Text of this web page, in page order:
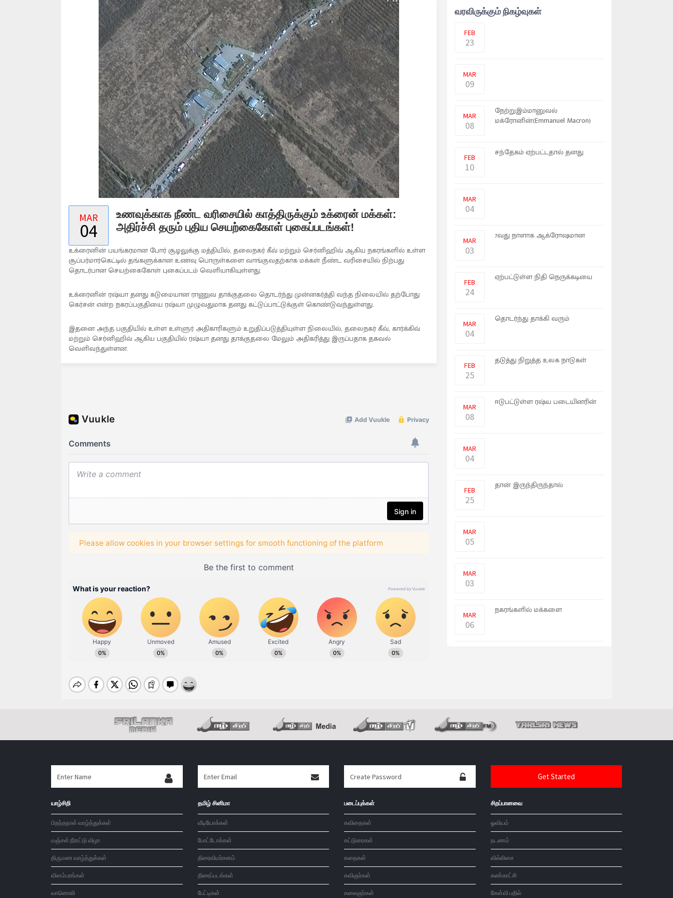
MAR
04
உணவுக்காக நீண்ட வரிசையில் காத்திருக்கும் உக்ரைன் மக்கள்:
அதிர்ச்சி தரும் புதிய செயற்கைகோள் புகைப்படங்கள்!
உக்ரைனின் பயங்கரமான போர் சூழலுக்கு மத்தியில், தலைநகர் கீவ் மற்றும் செர்னிஹிவ் ஆகிய நகரங்களில் உள்ள
சூப்பர்மார்கெட்டில் தங்களுக்கான உணவு பொருள்களை வாங்குவதற்காக மக்கள் நீண்ட வரிசையில் நிற்பது
தொடர்பான செயற்கைகோள் புகைப்படம் வெளியாகியுள்ளது.
உக்ரைனின் ரஷ்யா தனது கடுமையான ராணுவ தாக்குதலை தொடர்ந்து முன்னகர்த்தி வந்த நிலையில் தற்போது
கெர்சன் என்ற நகரப்பகுதியை ரஷ்யா முழுவதுமாக தனது கட்டுப்பாட்டுக்குள் கொண்டுவந்துள்ளது.
இதனை அந்த பகுதியில் உள்ள உள்ளுர் அதிகாரிகளும் உறுதிப்படுத்தியுள்ள நிலையில், தலைநகர் கீவ், கார்க்கிவ்
மற்றும் செர்னிஹிவ் ஆகிய பகுதியில் ரஷ்யா தனது தாக்குதலை மேலும் அதிகரித்து இருப்பதாக தகவல்
வெளிவந்துள்ளன.
வரவிருக்கும் நிகழ்வுகள்
FEB
23
தங்கம் விலையானது இன்றைய
MAR
09
MAR
08
நேற்றுஇம்மானுவல்
மக்ரோனின்(Emmanuel Macron)
FEB
10
சந்தேகம் ஏற்பட்டதால் தனது
MAR
04
MAR
03
7வது நாளாக ஆக்ரோஷமான
FEB
24
ஏற்பட்டுள்ள நிதி நெருக்கடியை
MAR
04
தொடர்ந்து தாக்கி வரும்
FEB
25
தடுத்து நிறுத்த உலக நாடுகள்
MAR
08
ஈடுபட்டுள்ள ரஷ்ய படையினரின்
MAR
04
FEB
25
தான் இருந்திருந்தால்
MAR
05
MAR
03
MAR
06
நகரங்களில் மக்களை
யாழ்சிறி
பிறந்தநாள் வாழ்த்துக்கள்
மஞ்சள் நீராட்டு விழா
திருமண வாழ்த்துக்கள்
விளம்பரங்கள்
வானொலி
தமிழ் சினிமா
வீடியோக்கள்
போட்டோக்கள்
திரைவிமர்சனம்
திரைப்படங்கள்
பேட்டிகள்
படைப்புக்கள்
கவிதைகள்
கட்டுரைகள்
கதைகள்
கவிஞர்கள்
கலைஞர்கள்
சிறப்பானவை
ஓவியம்
நடணம்
வில்லிசை
கண்காட்சி
கேள்வி பதில்